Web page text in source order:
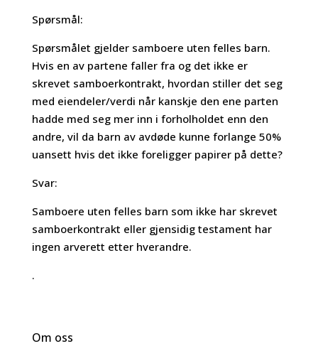
Spørsmål:
Spørsmålet gjelder samboere uten felles barn.
Hvis en av partene faller fra og det ikke er
skrevet samboerkontrakt, hvordan stiller det seg
med eiendeler/verdi når kanskje den ene parten
hadde med seg mer inn i forholholdet enn den
andre, vil da barn av avdøde kunne forlange 50%
uansett hvis det ikke foreligger papirer på dette?
Svar:
Samboere uten felles barn som ikke har skrevet
samboerkontrakt eller gjensidig testament har
ingen arverett etter hverandre.
.
Om oss